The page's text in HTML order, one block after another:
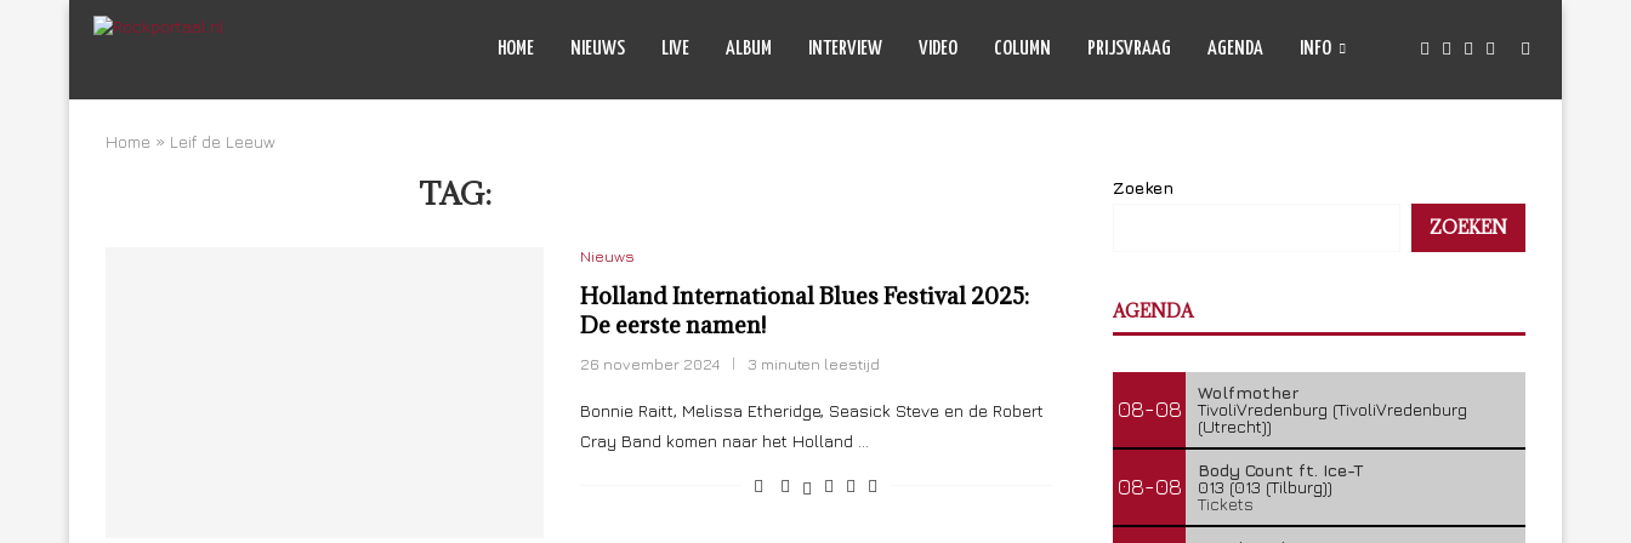
HOME NIEUWS LIVE ALBUM INTERVIEW VIDEO COLUMN PRIJSVRAAG AGENDA INFO
Home » Leif de Leeuw
TAG:
Nieuws
Holland International Blues Festival 2025:
De eerste namen!
26 november 2024 3 minuten leestijd
Bonnie Raitt, Melissa Etheridge, Seasick Steve en de Robert
Cray Band komen naar het Holland …
Zoeken
ZOEKEN
AGENDA
08-08
Wolfmother
TivoliVredenburg (TivoliVredenburg
(Utrecht))
08-08
Body Count ft. Ice-T
013 (013 (Tilburg))
Tickets